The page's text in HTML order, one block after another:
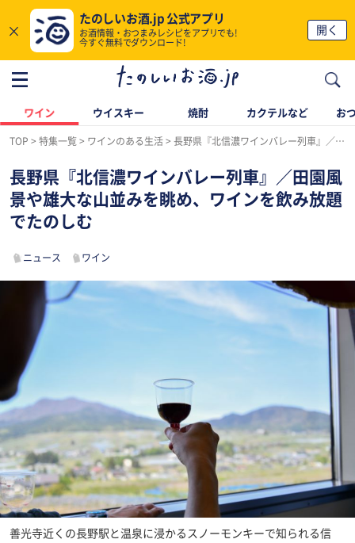
×
たのしいお酒.jp 公式アプリ
お酒情報・おつまみレシピをアプリでも!
今すぐ無料でダウンロード!
開く
ワイン ウイスキー 焼酎 カクテルなど お
TOP 特集一覧 ワインのある生活 長野県『北信濃ワインバレー列車』／田園風景や雄大な山並みを眺め、ワインを飲み放題でたのしむ
長野県『北信濃ワインバレー列車』／田園風
景や雄大な山並みを眺め、ワインを飲み放題
でたのしむ
ニュース ワイン
善光寺近くの長野駅と温泉に浸かるスノーモンキーで知られる信